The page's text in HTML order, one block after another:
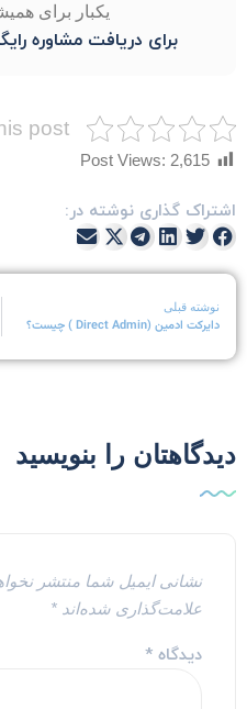
یکبار برای
برای دریافت مشاوره
post
Post Views: 2,615
گذاری نوشته در:
نوشته قبلی
دایرکت ادمین (Direct Admin ) چیست؟
را بنویسید
نشانی ایمیل شما منتشر
علامت‌گذاری شده‌اند*
دیدگاه*